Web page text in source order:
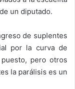
un diputado.
de suplentes
por la curva de
pero otros
la parálisis es un